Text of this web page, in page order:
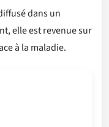
dans un
elle est revenue sur
à la maladie.